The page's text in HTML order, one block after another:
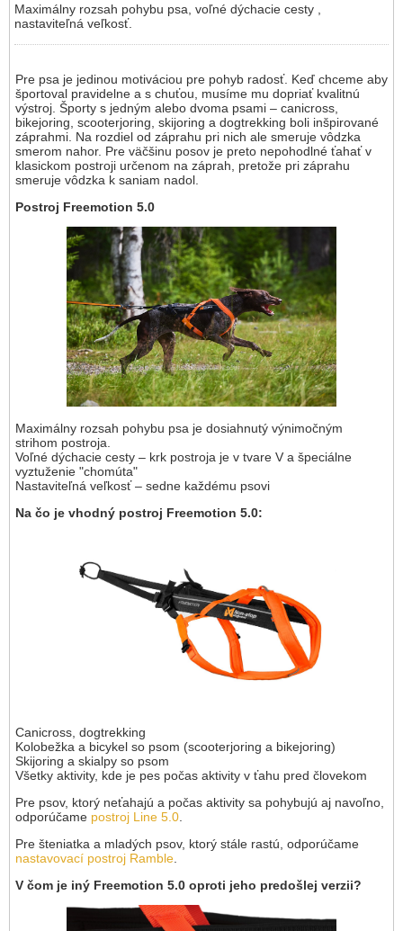
Maximálny rozsah pohybu psa, voľné dýchacie cesty ,
nastaviteľná veľkosť.
Pre psa je jedinou motiváciou pre pohyb radosť. Keď chceme aby
športoval pravidelne a s chuťou, musíme mu dopriať kvalitnú
výstroj. Športy s jedným alebo dvoma psami – canicross,
bikejoring, scooterjoring, skijoring a dogtrekking boli inšpirované
záprahmi. Na rozdiel od záprahu pri nich ale smeruje vôdzka
smerom nahor. Pre väčšinu posov je preto nepohodlné ťahať v
klasickom postroji určenom na záprah, pretože pri záprahu
smeruje vôdzka k saniam nadol.
Postroj Freemotion 5.0
Maximálny rozsah pohybu psa je dosiahnutý výnimočným
strihom postroja.
Voľné dýchacie cesty – krk postroja je v tvare V a špeciálne
vyztuženie "chomúta"
Nastaviteľná veľkosť – sedne každému psovi
Na čo je vhodný postroj Freemotion 5.0:
Canicross, dogtrekking
Kolobežka a bicykel so psom (scooterjoring a bikejoring)
Skijoring a skialpy so psom
Všetky aktivity, kde je pes počas aktivity v ťahu pred človekom
Pre psov, ktorý neťahajú a počas aktivity sa pohybujú aj navoľno,
odporúčame postroj Line 5.0
Pre šteniatka a mladých psov, ktorý stále rastú, odporúčame
nastavovací postroj Ramble
V čom je iný Freemotion 5.0 oproti jeho predošlej verzii?